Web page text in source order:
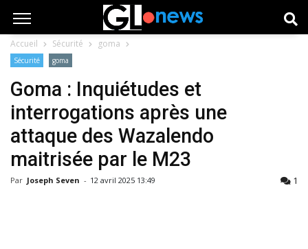
Accueil Sécurité goma
Sécurité goma
Goma : Inquiétudes et
interrogations après une
attaque des Wazalendo
maitrisée par le M23
Par Joseph Seven - 12 avril 2025 13:49 1